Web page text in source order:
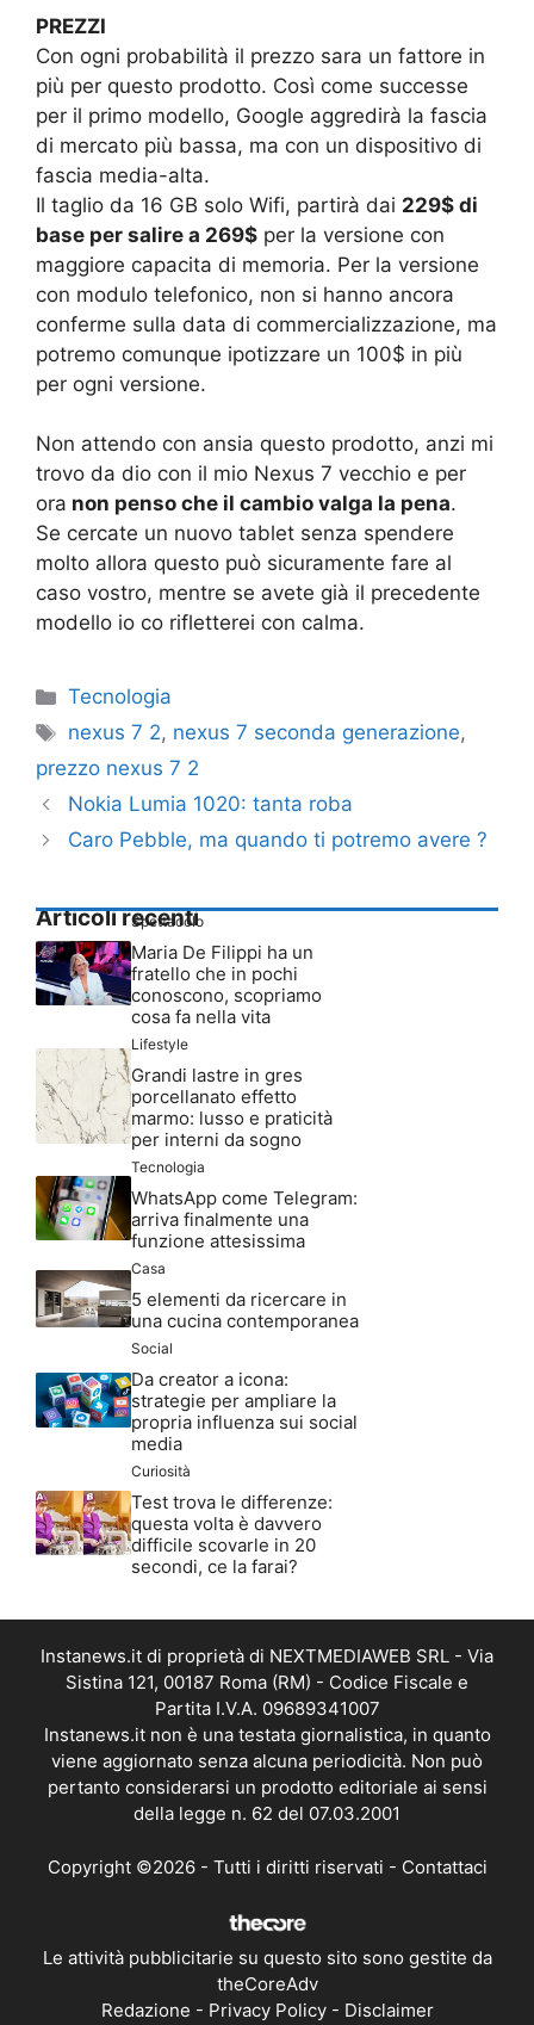
PREZZI
Con ogni probabilità il prezzo sara un fattore in
più per questo prodotto. Così come successe
per il primo modello, Google aggredirà la fascia
di mercato più bassa, ma con un dispositivo di
fascia media-alta.
Il taglio da 16 GB solo Wifi, partirà dai 229$ di
base per salire a 269$ per la versione con
maggiore capacita di memoria. Per la versione
con modulo telefonico, non si hanno ancora
conferme sulla data di commercializzazione, ma
potremo comunque ipotizzare un 100$ in più
per ogni versione.
Non attendo con ansia questo prodotto, anzi mi
trovo da dio con il mio Nexus 7 vecchio e per
ora non penso che il cambio valga la pena.
Se cercate un nuovo tablet senza spendere
molto allora questo può sicuramente fare al
caso vostro, mentre se avete già il precedente
modello io co rifletterei con calma.
Categorie
Tecnologia
Tag
nexus 7 2, nexus 7 seconda generazione,
prezzo nexus 7 2
Nokia Lumia 1020: tanta roba
Caro Pebble, ma quando ti potremo avere ?
Articoli recenti
Spettacolo
Maria De Filippi ha un
fratello che in pochi
conoscono, scopriamo
cosa fa nella vita
Lifestyle
Grandi lastre in gres
porcellanato effetto
marmo: lusso e praticità
per interni da sogno
Tecnologia
WhatsApp come Telegram:
arriva finalmente una
funzione attesissima
Casa
5 elementi da ricercare in
una cucina contemporanea
Social
Da creator a icona:
strategie per ampliare la
propria influenza sui social
media
Curiosità
Test trova le differenze:
questa volta è davvero
difficile scovarle in 20
secondi, ce la farai?
Instanews.it di proprietà di NEXTMEDIAWEB SRL - Via
Sistina 121, 00187 Roma (RM) - Codice Fiscale e
Partita I.V.A. 09689341007
Instanews.it non è una testata giornalistica, in quanto
viene aggiornato senza alcuna periodicità. Non può
pertanto considerarsi un prodotto editoriale ai sensi
della legge n. 62 del 07.03.2001
Copyright ©2026 - Tutti i diritti riservati - Contattaci
Le attività pubblicitarie su questo sito sono gestite da
theCoreAdv
Redazione - Privacy Policy- Disclaimer